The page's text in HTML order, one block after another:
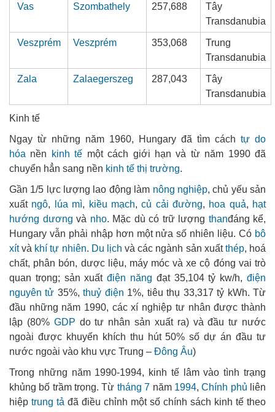
Vas Szombathely 257,688
Tây
Transdanubia
Veszprém Veszprém 353,068
Trung
Transdanubia
Zala Zalaegerszeg 287,043
Tây
Transdanubia
Kinh tế
Ngay từ những năm 1960, Hungary đã tìm cách tự do
hóa nền kinh tế một cách giới hạn và từ năm 1990 đã
chuyển hẳn sang nền kinh tế thị trường.
Gần 1/5 lực lượng lao động làm nông nghiệp, chủ yếu sản
xuất ngô, lúa mì, kiều mạch,củ cải đường, hoa quả, hạt
hướng dương và nho. Mặc dù có trữ lượng thanđáng kể,
Hungary vẫn phải nhập hơn một nửa số nhiên liệu. Có bô
xítvà khí tự nhiên. Du lịch và các ngành sản xuấtthép, hoá
chất, phân bón, dược liệu, máy móc và xe cộ đóng vai trò
quan trọng; sản xuấtđiện năng đạt 35,104 tỷ kw/h,điện
nguyên tử 35%,thuỷ điện 1%, tiêu thụ 33,317 tỷ kWh. Từ
đầu những năm 1990, các xí nghiệp tư nhân được thành
lập (80% GDP do tư nhân sản xuất ra) và đầu tư nước
ngoài được khuyến khích thu hút 50% số dự án đầu tư
nước ngoài vào khu vực Trung – Đông Âu)
Trong những năm 1990-1994, kinh tế lâm vào tình trạng
khủng bố trầm trọng. Từ tháng 7 năm 1994,Chính phủ liên
hiệp trung tả đã điều chỉnh một số chính sách kinh tế theo